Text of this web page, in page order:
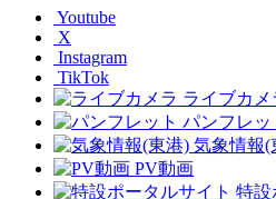
Youtube
X
Instagram
TikTok
ライブカメ
パンフレッ
気象情報(
PV動画
特設